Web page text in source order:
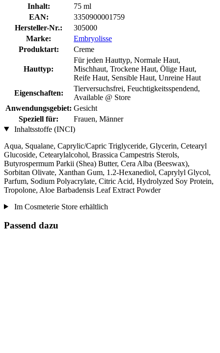
Inhalt:
75 ml
EAN:
3350900001759
Hersteller-Nr.:
305000
Marke:
Embryolisse
Produktart:
Creme
Hauttyp:
Für jeden Hauttyp, Normale Haut,
Mischhaut, Trockene Haut, Ölige Haut,
Reife Haut, Sensible Haut, Unreine Haut
Eigenschaften:
Tierversuchsfrei, Feuchtigkeitsspendend,
Available @ Store
Anwendungsgebiet: Gesicht
Speziell für:
Frauen, Männer
Inhaltsstoffe (INCI)
Aqua, Squalane, Caprylic/Capric Triglyceride, Glycerin, Cetearyl
Glucoside, Cetearylalcohol, Brassica Campestris Sterols,
Butyrospermum Parkii (Shea) Butter, Cera Alba (Beeswax),
Sorbitan Olivate, Xanthan Gum, 1.2-Hexanediol, Caprylyl Glycol,
Parfum, Sodium Polyacrylate, Citric Acid, Hydrolyzed Soy Protein,
Tropolone, Aloe Barbadensis Leaf Extract Powder
Im Cosmeterie Store erhältlich
Passend dazu